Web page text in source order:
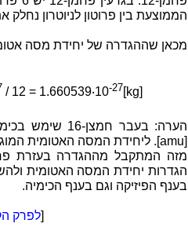
הממוצעת בין פרוטון לניוטרון נחלק את
מכאן שההגדרה של יחידת מסה
/ 12 = 1.660539‧10-27[kg]
הערה: בעבר
בענף הפיזיקה וגם בענף הכימיה.
[לפרק